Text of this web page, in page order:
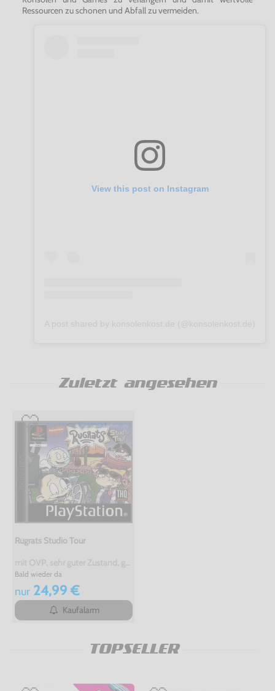
Ressourcen zu schonen und Abfall zu vermeiden.
View this post on Instagram
Zuletzt angesehen
Rugrats Studio Tour
Bald wieder da
nur24,99 €
Kaufalarm
TOPSELLER